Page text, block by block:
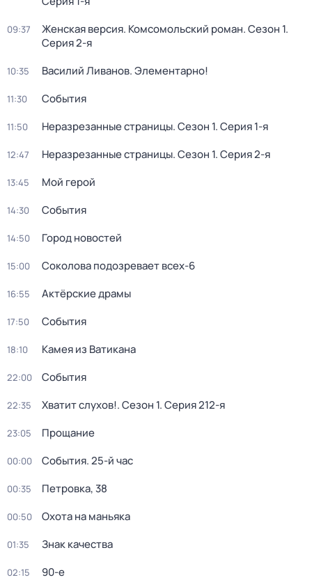
09:37 Женская версия. Комсомольский роман. Сезон 1.
Серия 2-я
10:35 Василий Ливанов. Элементарно!
11:30 События
11:50 Неразрезанные страницы. Сезон 1. Серия 1-я
12:47 Неразрезанные страницы. Сезон 1. Серия 2-я
13:45 Мой герой
14:30 События
14:50 Город новостей
15:00 Соколова подозревает всех-6
16:55 Актёрские драмы
17:50 События
18:10 Камея из Ватикана
22:00 События
22:35 Хватит слухов!. Сезон 1. Серия 212-я
23:05 Прощание
00:00 События. 25-й час
00:35 Петровка, 38
00:50 Охота на маньяка
01:35 Знак качества
02:15 90-е